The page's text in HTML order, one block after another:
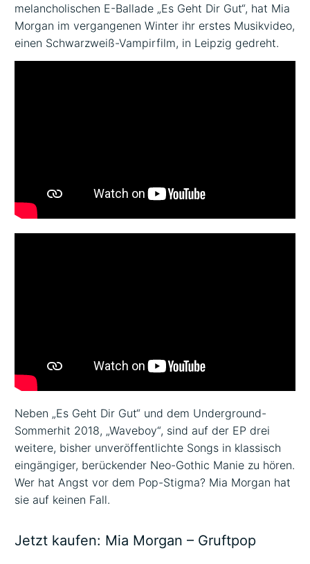
melancholischen E-Ballade „Es Geht Dir Gut“, hat Mia
Morgan im vergangenen Winter ihr erstes Musikvideo,
einen Schwarzweiß-Vampirfilm, in Leipzig gedreht.
Neben „Es Geht Dir Gut“ und dem Underground-
Sommerhit 2018, „Waveboy“, sind auf der EP drei
weitere, bisher unveröffentlichte Songs in klassisch
eingängiger, berückender Neo-Gothic Manie zu hören.
Wer hat Angst vor dem Pop-Stigma? Mia Morgan hat
sie auf keinen Fall.
Jetzt kaufen: Mia Morgan – Gruftpop